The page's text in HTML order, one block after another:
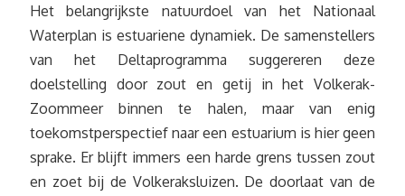
Het belangrijkste natuurdoel van het Nationaal
Waterplan is estuariene dynamiek. De samenstellers
van het Deltaprogramma suggereren deze
doelstelling door zout en getij in het Volkerak-
Zoommeer binnen te halen, maar van enig
toekomstperspectief naar een estuarium is hier geen
sprake. Er blijft immers een harde grens tussen zout
en zoet bij de Volkeraksluizen. De doorlaat van de